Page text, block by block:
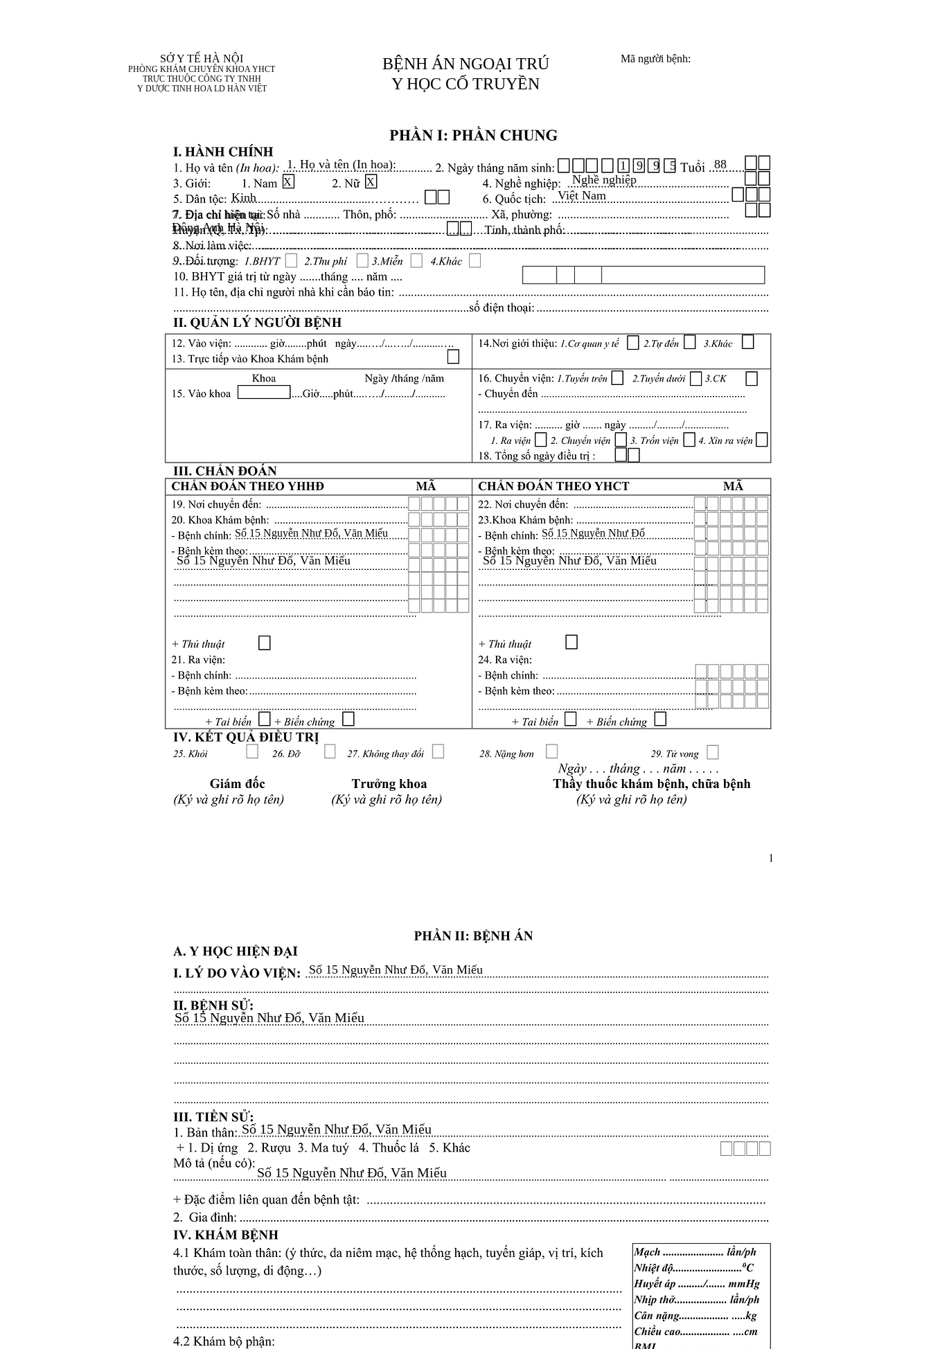
SỞ Y TẾ HÀ NỘI
PHÒNG KHÁM CHUYÊN KHOA YHCT
TRỰC THUỘC CÔNG TY TNHH
Y DƯỢC TINH HOA LD HÀN VIỆT
BỆNH ÁN NGOẠI TRÚ
Y HỌC CỔ TRUYỀN
Mã người bệnh:
1. Họ và tên (In hoa): 1 9 9 5 88
X X
Nghề nghiệp
Việt Nam
Kinh
7. Địa chỉ hiện tại:
......................................................................................................................................................
....................................................................................................................................................................
..................
Đông Anh Hà Nội
Số 15 Nguyễn Như Đổ, Văn Miếu
Số 15 Nguyễn Như Đổ, Văn Miếu
Số 15 Nguyễn Như Đổ
Số 15 Nguyễn Như Đổ, Văn Miếu
Số 15 Nguyễn Như Đổ, Văn Miếu
Số 15 Nguyễn Như Đổ, Văn Miếu​​​​
Số 15 Nguyễn Như Đổ, Văn Miếu​​​​
Số 15 Nguyễn Như Đổ, Văn Miếu​​​​